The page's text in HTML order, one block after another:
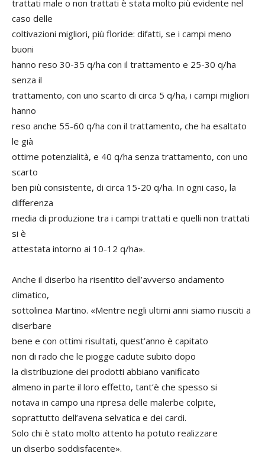
trattati male o non trattati è stata molto più evidente nel
caso delle
coltivazioni migliori, più floride: difatti, se i campi meno
buoni
hanno reso 30-35 q/ha con il trattamento e 25-30 q/ha
senza il
trattamento, con uno scarto di circa 5 q/ha, i campi migliori
hanno
reso anche 55-60 q/ha con il trattamento, che ha esaltato
le già
ottime potenzialità, e 40 q/ha senza trattamento, con uno
scarto
ben più consistente, di circa 15-20 q/ha. In ogni caso, la
differenza
media di produzione tra i campi trattati e quelli non trattati
si è
attestata intorno ai 10-12 q/ha».
Anche il diserbo ha risentito dell’avverso andamento
climatico,
sottolinea Martino. «Mentre negli ultimi anni siamo riusciti a
diserbare
bene e con ottimi risultati, quest’anno è capitato
non di rado che le piogge cadute subito dopo
la distribuzione dei prodotti abbiano vanificato
almeno in parte il loro effetto, tant’è che spesso si
notava in campo una ripresa delle malerbe colpite,
soprattutto dell’avena selvatica e dei cardi.
Solo chi è stato molto attento ha potuto realizzare
un diserbo soddisfacente».